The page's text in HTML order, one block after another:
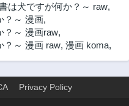
は犬ですが何か？～ raw,
？～ 漫画,
？～ 漫画raw,
？～ 漫画 raw, 漫画 koma,
Privacy Policy